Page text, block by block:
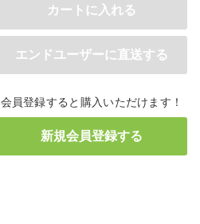
会員登録すると購入いただけます！